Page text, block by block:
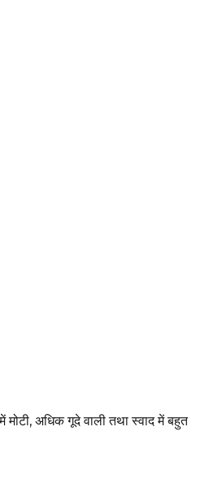
मोटी, अधिक गूदे वाली तथा स्वाद में बहुत